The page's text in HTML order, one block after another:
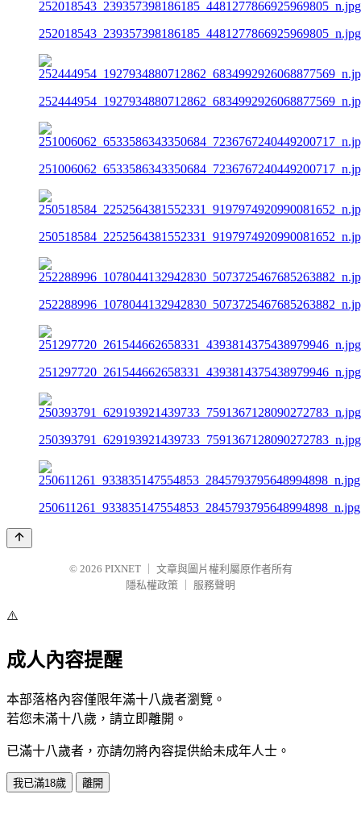
252018543_239357398186185_4481277866925969805_n.jpg
251297720_261544662658331_4393814375438979946_n.jpg
250393791_629193921439733_7591367128090272783_n.jpg
250611261_933835147554853_2845793795648994898_n.jpg
© 2026 PIXNET
文章與圖片權利屬原作者所有
隱私權政策
服務聲明
⚠️
成人內容提醒
本部落格內容僅限年滿十八歲者瀏覽。
若您未滿十八歲，請立即離開。
已滿十八歲者，亦請勿將內容提供給未成年人士。
我已滿18歲 離開